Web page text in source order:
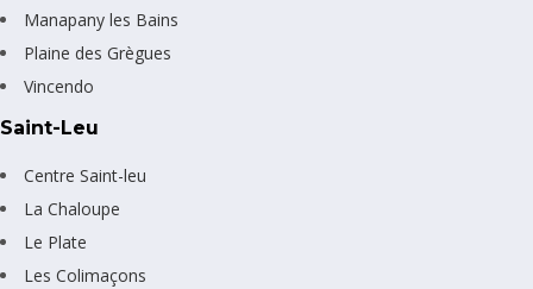
Manapany les Bains
Plaine des Grègues
Vincendo
Saint-Leu
Centre Saint-leu
La Chaloupe
Le Plate
Les Colimaçons